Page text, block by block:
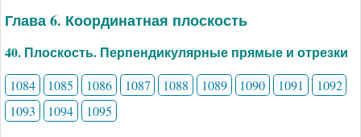
Глава 6. Координатная плоскость
40. Плоскость. Перпендикулярные прямые и отрезки
1084 1085 1086 1087 1088 1089 1090 1091
1092
1093
1094 1095